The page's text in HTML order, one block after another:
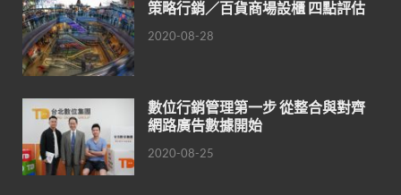
策略行銷／百貨商場設櫃 四點評估
2020-08-28
數位行銷管理第一步 從整合與對齊
網路廣告數據開始
2020-08-25